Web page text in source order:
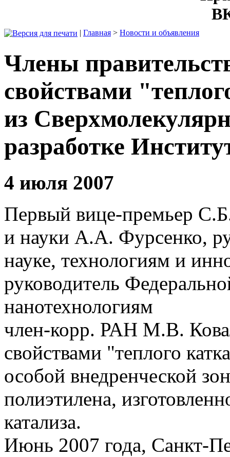
| Главная > Новости и объявления
Члены
свойствами
из
разработке
4 июля 2007
Первый вице-премьер
и науки А.А. Фурсенко,
науке, технологиям и
руководитель
нанотехнологиям
член-корр. РАН М.В.
свойствами "теплого
особой внедренческой
полиэтилена,
катализа.
Июнь 2007 года, Санкт-